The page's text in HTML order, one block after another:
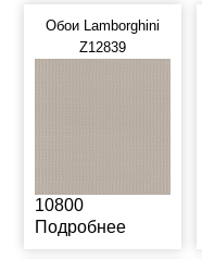
Обои Lamborghini
Z12839
10800
Подробнее